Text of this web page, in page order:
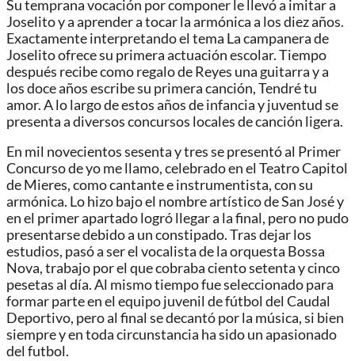
Su temprana vocación por componer le llevó a imitar a
Joselito y a aprender a tocar la armónica a los diez años.
Exactamente interpretando el tema La campanera de
Joselito ofrece su primera actuación escolar. Tiempo
después recibe como regalo de Reyes una guitarra y a
los doce años escribe su primera canción, Tendré tu
amor. A lo largo de estos años de infancia y juventud se
presenta a diversos concursos locales de canción ligera.
En mil novecientos sesenta y tres se presentó al Primer
Concurso de yo me llamo, celebrado en el Teatro Capitol
de Mieres, como cantante e instrumentista, con su
armónica. Lo hizo bajo el nombre artístico de San José y
en el primer apartado logró llegar a la final, pero no pudo
presentarse debido a un constipado. Tras dejar los
estudios, pasó a ser el vocalista de la orquesta Bossa
Nova, trabajo por el que cobraba ciento setenta y cinco
pesetas al día. Al mismo tiempo fue seleccionado para
formar parte en el equipo juvenil de fútbol del Caudal
Deportivo, pero al final se decantó por la música, si bien
siempre y en toda circunstancia ha sido un apasionado
del futbol.